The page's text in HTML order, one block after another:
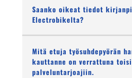
Saanko oikeat tiedot
Electrobikelta?
Mitä etuja työsuhdepyörän
kauttanne on verrattuna
palveluntarjoajiin.